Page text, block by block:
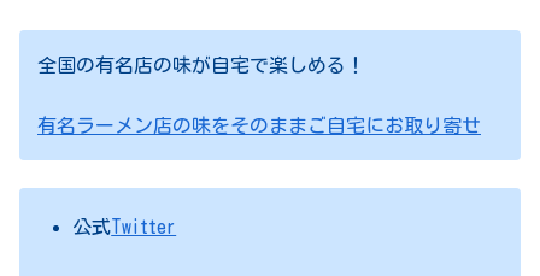
全国の有名店の味が自宅で楽しめる！
有名ラーメン店の味をそのままご自宅にお取り寄せ
公式Twitter